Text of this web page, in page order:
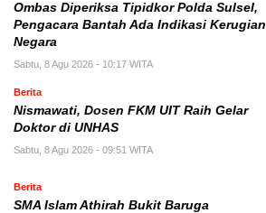
Ombas Diperiksa Tipidkor Polda Sulsel,
Pengacara Bantah Ada Indikasi Kerugian
Negara
Sabtu, 8 Agu 2026 - 10:17 WITA
Berita
Nismawati, Dosen FKM UIT Raih Gelar
Doktor di UNHAS
Sabtu, 8 Agu 2026 - 09:51 WITA
Berita
SMA Islam Athirah Bukit Baruga